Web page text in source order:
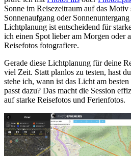
Sonne im Reisezeitraum auf das
Sonnenaufgang oder
Lichtplanung ist entscheidend für
ich einen Spot lieber am Morgen oder
Reisefotos fotografiere.
Gerade diese Lichtplanung für deine
viel Zeit. Statt planlos zu testen, hast
stehe ich, wann ist das Licht am
passt dazu? Das macht die Session
auf starke Reisefotos und Ferienfotos.